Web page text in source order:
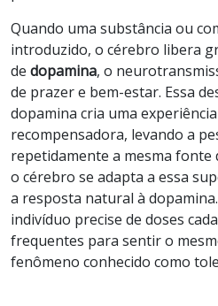
Quando uma substância ou
introduzido, o cérebro libera
de dopamina, o
de prazer e bem-estar. Essa
dopamina cria uma
recompensadora, levando a
repetidamente a mesma fonte
o cérebro se adapta a essa
a resposta natural à
indivíduo precise de doses
frequentes para sentir o
fenômeno conhecido como